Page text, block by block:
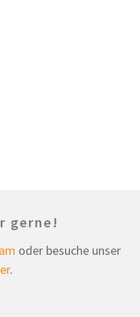
gerne!
oder besuche unser
.